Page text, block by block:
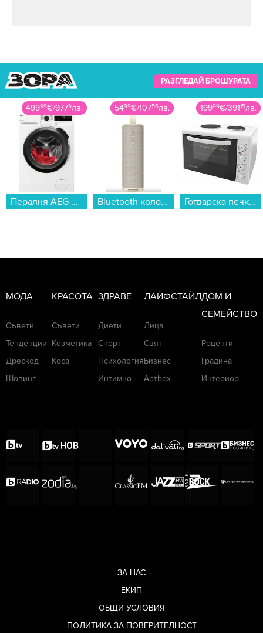
Всички имени
дни през
декември
РАЗГЛЕДАЙ БРОШУРАТА
5499€/10756лв.
Bluetooth колонка Xiaomi Sound Outdoor Gold S29H-GL QBH4370GL...
19999€/39115лв.
Готварска печка мини Елдом 203VFE-NEW , Бял...
79999€/156465лв.
Телевизор Hisense 75E8S , 189 см, 3840x2160 UHD-4K , 75 inch, Mini LED , Smart TV , VIDAA...
МОДА
Съвети
Тенденции
Дрескод
Шопинг
КРАСОТА
Съвети
Козметика
Коса
ЗДРАВЕ
Диети
Спорт
Психология
Интимно
ЛАЙФСТАЙЛ
Лица
Свят
Бизнес
Артbox
ДОМ И
СЕМЕЙСТВО
Рецепти
Градина
Интериор
ЗА НАС
ЕКИП
ОБЩИ УСЛОВИЯ
ПОЛИТИКА ЗА ПОВЕРИТЕЛНОСТ